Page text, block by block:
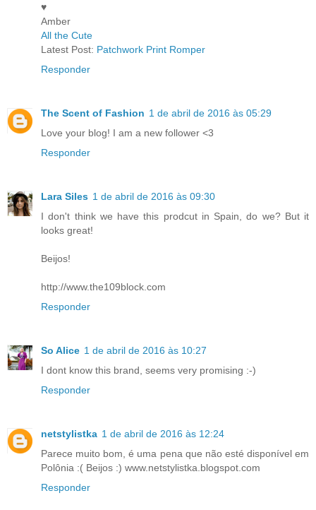
♥
Amber
All the Cute
Latest Post: Patchwork Print Romper
Responder
The Scent of Fashion 1 de abril de 2016 às 05:29
Love your blog! I am a new follower <3
Responder
Lara Siles 1 de abril de 2016 às 09:30
I don't think we have this prodcut in Spain, do we? But it
looks great!
Beijos!
http://www.the109block.com
Responder
So Alice 1 de abril de 2016 às 10:27
I dont know this brand, seems very promising :-)
Responder
netstylistka 1 de abril de 2016 às 12:24
Parece muito bom, é uma pena que não esté disponível em
Polônia :( Beijos :) www.netstylistka.blogspot.com
Responder